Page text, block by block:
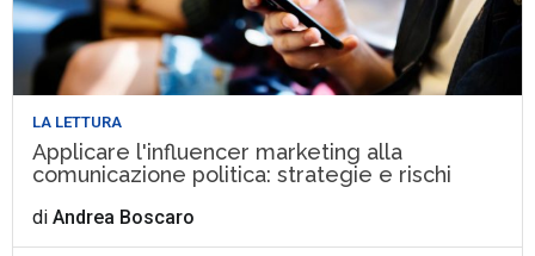
LA LETTURA
Applicare l'influencer marketing alla
comunicazione politica: strategie e rischi
diAndrea Boscaro